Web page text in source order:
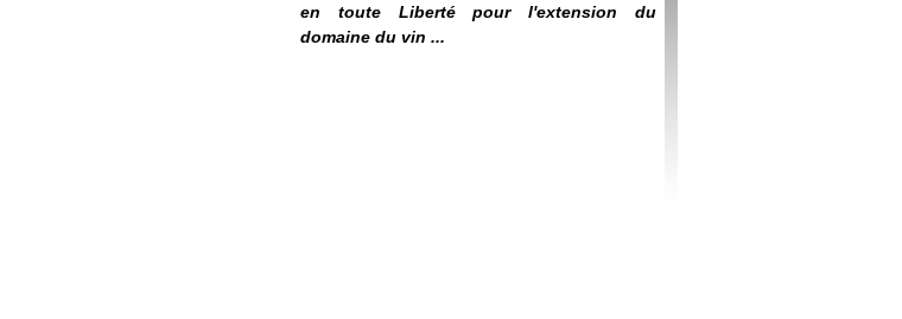
en toute Liberté pour l'extension du
domaine du vin ...